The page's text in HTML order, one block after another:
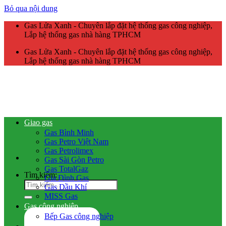
Bỏ qua nội dung
Gas Lửa Xanh - Chuyên lắp đặt hệ thống gas công nghiệp,
Lắp hệ thống gas nhà hàng TPHCM
Gas Lửa Xanh - Chuyên lắp đặt hệ thống gas công nghiệp,
Lắp hệ thống gas nhà hàng TPHCM
Tìm kiếm:
Giao gas
Gas Bình Minh
Gas Petro Việt Nam
Gas Petrolimex
Gas Sài Gòn Petro
Gas TotalGaz
Gia Đình Gas
Gas Dầu Khí
MISS Gas
Gas công nghiệp
Bếp Gas công nghiệp